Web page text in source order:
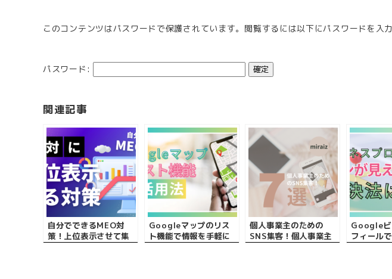
このコンテンツはパスワードで保護されています。閲覧するには以下にパスワードを入力
パスワード:
関連記事
自分でできるMEO対
策！上位表示させて集
Googleマップのリス
ト機能で情報を手軽に
個人事業主のための
SNS集客！個人事業主
Googleビ
フィール